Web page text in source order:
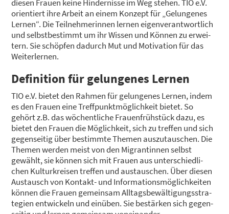
die­sen Frau­en kei­ne Hin­der­nis­se im Weg ste­hen. TIO e.V.
ori­en­tiert ihre Arbeit an einem Kon­zept für „Gelun­ge­nes
Ler­nen“. Die Teil­neh­me­rin­nen ler­nen eigen­ver­ant­wort­lich
und selbst­be­stimmt um ihr Wis­sen und Kön­nen zu erwei­
tern. Sie schöp­fen dadurch Mut und Moti­va­ti­on für das
Wei­ter­ler­nen.
Defi­ni­ti­on für gelun­ge­nes Ler­nen
TIO e.V. bie­tet den Rah­men für gelun­ge­nes Ler­nen, indem
es den Frau­en eine Treff­punkt­mög­lich­keit bie­tet. So
gehört z.B. das wöchent­li­che Frau­en­früh­stück dazu, es
bie­tet den Frau­en die Mög­lich­keit, sich zu tref­fen und sich
gegen­sei­tig über bestimm­te The­men aus­zu­tau­schen. Die
The­men wer­den meist von den Migran­tin­nen selbst
gewählt, sie kön­nen sich mit Frau­en aus unter­schied­li­
chen Kul­tur­krei­sen tref­fen und aus­tau­schen. Über die­sen
Aus­tausch von Kon­takt- und Infor­ma­ti­ons­mög­lich­kei­ten
kön­nen die Frau­en gemein­sam All­tags­be­wäl­ti­gungs­stra­
te­gien ent­wi­ckeln und ein­üben. Sie bestär­ken sich gegen­